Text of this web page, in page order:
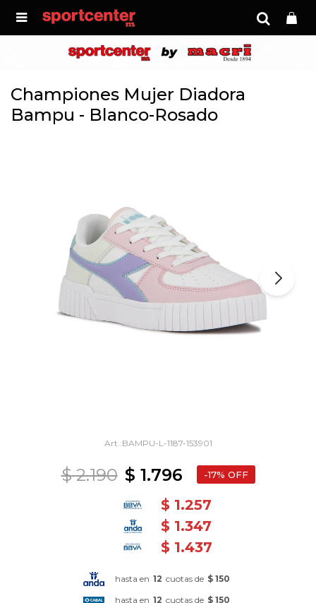

Championes Mujer Diadora
Bampu - Blanco-Rosado
BAMPU-L-1187-153901
$ 1.796
$ 2.190 17
$ 1.257
$ 1.347
$ 1.437
hasta en 12 cuotas de $ 150
hasta en 12 cuotas de $ 150